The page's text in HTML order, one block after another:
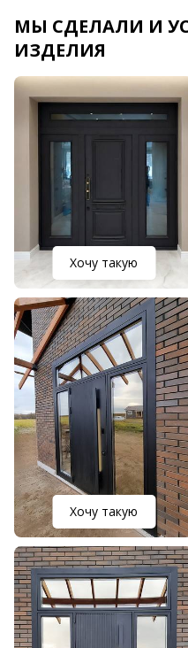
МЫ СДЕЛАЛИ И
ИЗДЕЛИЯ
Хочу такую
Хочу такую